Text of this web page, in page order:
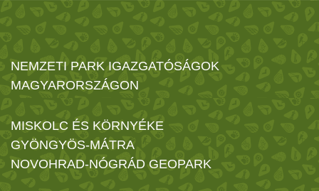
NEMZETI PARK IGAZGATÓSÁGOK
MAGYARORSZÁGON
MISKOLC ÉS KÖRNYÉKE
GYÖNGYÖS-MÁTRA
NOVOHRAD-NÓGRÁD GEOPARK